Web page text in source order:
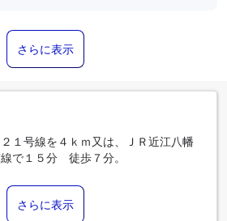
さらに表示
１号線を４ｋｍ又は、ＪＲ近江八幡
で１５分 徒歩７分。
さらに表示